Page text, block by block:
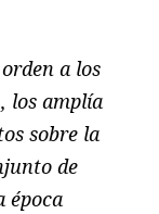
a los
, los amplía
sobre la
de
época